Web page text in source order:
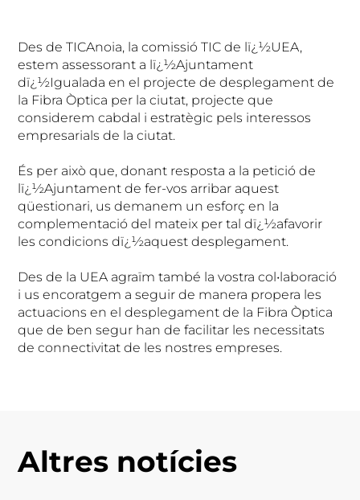
Des de TICAnoia, la comissió TIC de lï¿½UEA,
estem assessorant a lï¿½Ajuntament
dï¿½Igualada en el projecte de desplegament de
la Fibra Òptica per la ciutat, projecte que
considerem cabdal i estratègic pels interessos
empresarials de la ciutat.
És per això que, donant resposta a la petició de
lï¿½Ajuntament de fer-vos arribar aquest
qüestionari, us demanem un esforç en la
complementació del mateix per tal dï¿½afavorir
les condicions dï¿½aquest desplegament.
Des de la UEA agraïm també la vostra col•laboració
i us encoratgem a seguir de manera propera les
actuacions en el desplegament de la Fibra Òptica
que de ben segur han de facilitar les necessitats
de connectivitat de les nostres empreses.
Altres notícies